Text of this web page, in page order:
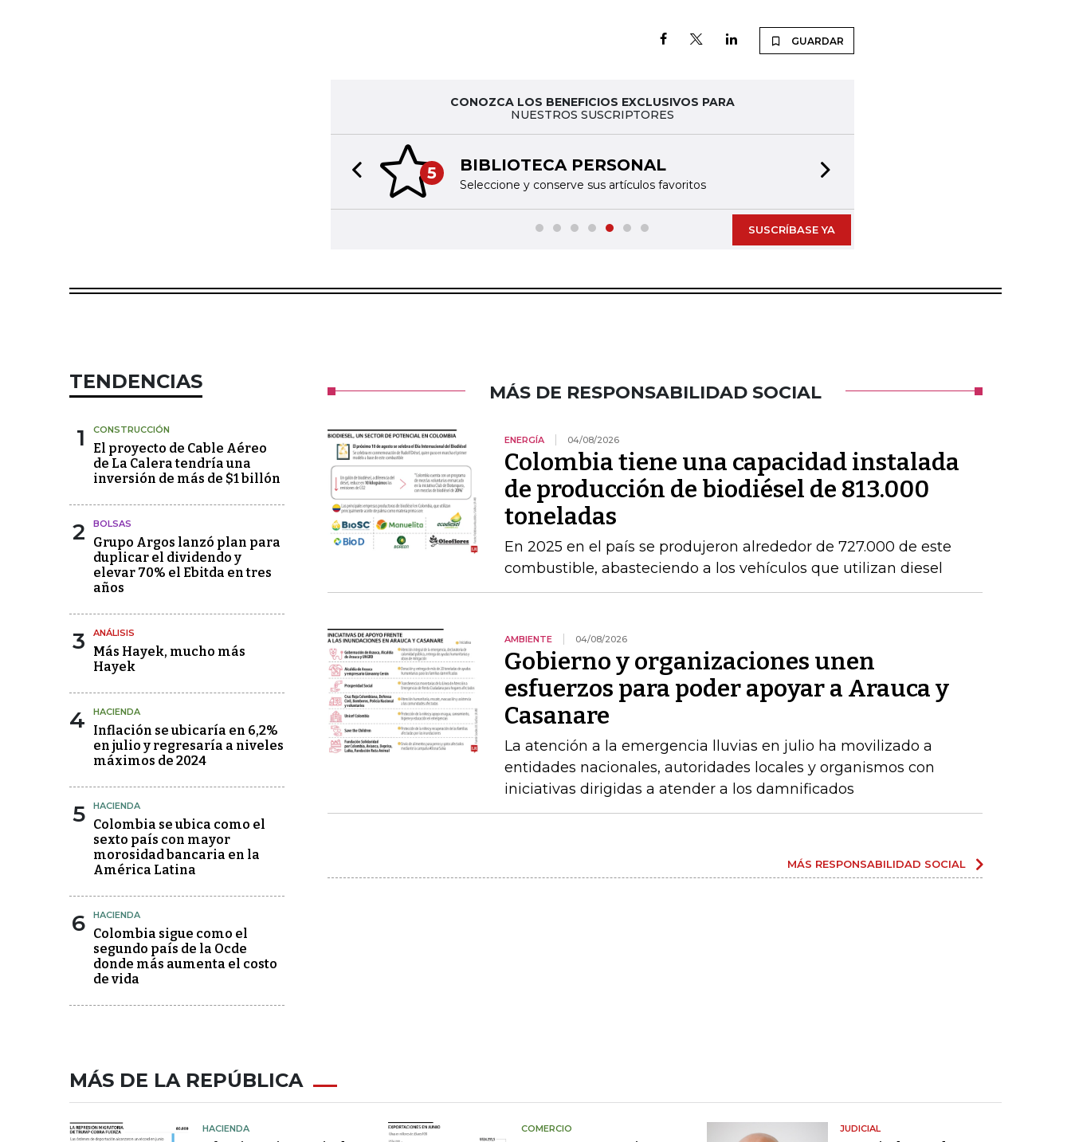
GUARDAR
CONOZCA LOS BENEFICIOS EXCLUSIVOS PARA
NUESTROS SUSCRIPTORES
5 BIBLIOTECA PERSONAL
Seleccione y conserve sus artículos favoritos
Previous slide
SUSCRÍBASE YA
TENDENCIAS
1 CONSTRUCCIÓN
El proyecto de Cable Aéreo
de La Calera tendría una
inversión de más de $1 billón
2 BOLSAS
Grupo Argos lanzó plan para
duplicar el dividendo y
elevar 70% el Ebitda en tres
años
3 ANÁLISIS
Más Hayek, mucho más
Hayek
4 HACIENDA
Inflación se ubicaría en 6,2%
en julio y regresaría a niveles
máximos de 2024
5 HACIENDA
Colombia se ubica como el
sexto país con mayor
morosidad bancaria en la
América Latina
6 HACIENDA
Colombia sigue como el
segundo país de la Ocde
donde más aumenta el costo
de vida
MÁS DE RESPONSABILIDAD SOCIAL
ENERGÍA 04/08/2026
Colombia tiene una capacidad instalada
de producción de biodiésel de 813.000
toneladas
En 2025 en el país se produjeron alrededor de 727.000 de este
combustible, abasteciendo a los vehículos que utilizan diesel
AMBIENTE 04/08/2026
Gobierno y organizaciones unen
esfuerzos para poder apoyar a Arauca y
Casanare
La atención a la emergencia lluvias en julio ha movilizado a
entidades nacionales, autoridades locales y organismos con
iniciativas dirigidas a atender a los damnificados
MÁS RESPONSABILIDAD SOCIAL
MÁS DE LA REPÚBLICA
HACIENDA COMERCIO JUDICIAL